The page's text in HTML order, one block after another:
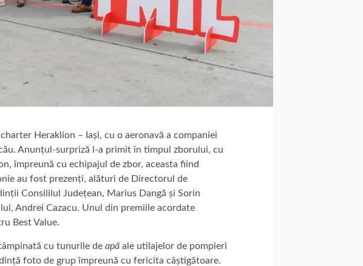
Heraklion – Iași, cu o aeronavă a companiei
Anunțul-surpriză l-a primit în timpul zborului, cu
împreună cu echipajul de zbor, aceasta fiind
au fost prezenți, alături de Directorul de
Consililul Județean, Marius Dangă și Sorin
Andrei Cazacu. Unul din premiile acordate
Best Value.
cu tunurile de apă ale utilajelor de pompieri
foto de grup împreună cu fericita câștigătoare.